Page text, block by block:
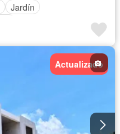
Jardín
Actualizado